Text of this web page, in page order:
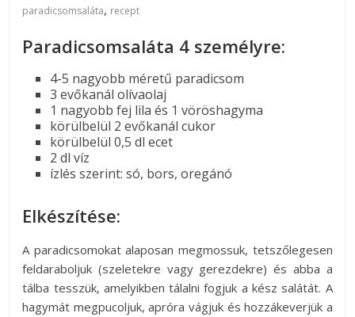
paradicsomsaláta, recept
Paradicsomsaláta 4 személyre:
4-5 nagyobb méretű paradicsom
3 evőkanál olívaolaj
1 nagyobb fej lila és 1 vöröshagyma
körülbelül 2 evőkanál cukor
körülbelül 0,5 dl ecet
2 dl víz
ízlés szerint: só, bors, oregánó
Elkészítése:
A paradicsomokat alaposan megmossuk, tetszőlegesen
feldaraboljuk (szeletekre vagy gerezdekre) és abba a
tálba tesszük, amelyikben tálalni fogjuk a kész salátát. A
hagymát megpucoljuk, apróra vágjuk és hozzákeverjük a